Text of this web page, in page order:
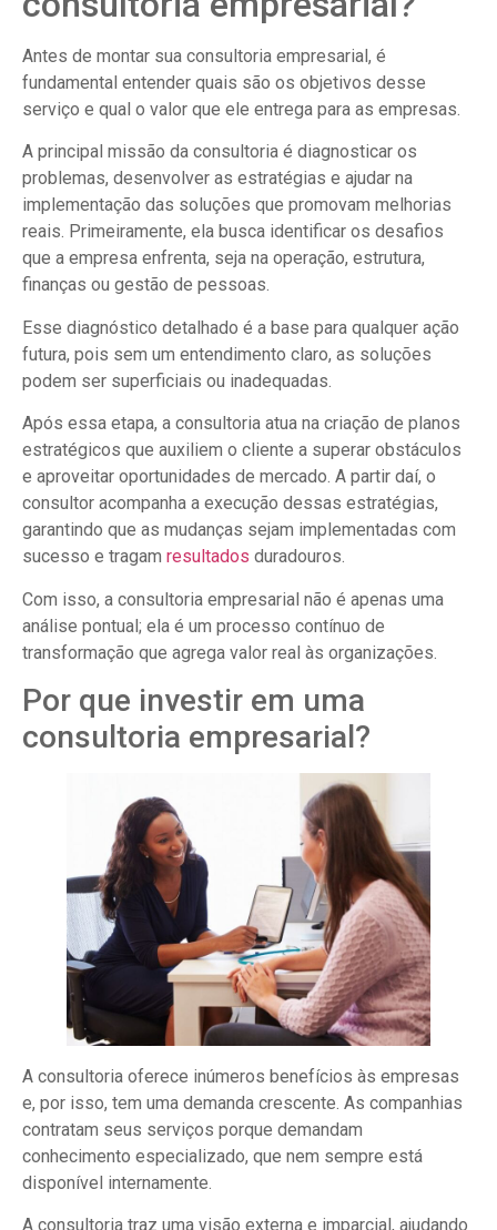
Antes de montar sua consultoria empresarial, é
fundamental entender quais são os objetivos desse
serviço e qual o valor que ele entrega para as empresas.
A principal missão da consultoria é diagnosticar os
problemas, desenvolver as estratégias e ajudar na
implementação das soluções que promovam melhorias
reais. Primeiramente, ela busca identificar os desafios
que a empresa enfrenta, seja na operação, estrutura,
finanças ou gestão de pessoas.
Esse diagnóstico detalhado é a base para qualquer ação
futura, pois sem um entendimento claro, as soluções
podem ser superficiais ou inadequadas.
Após essa etapa, a consultoria atua na criação de planos
estratégicos que auxiliem o cliente a superar obstáculos
e aproveitar oportunidades de mercado. A partir daí, o
consultor acompanha a execução dessas estratégias,
garantindo que as mudanças sejam implementadas com
sucesso e tragam resultados duradouros.
Com isso, a consultoria empresarial não é apenas uma
análise pontual; ela é um processo contínuo de
transformação que agrega valor real às organizações.
Por que investir em uma
consultoria empresarial?
A consultoria oferece inúmeros benefícios às empresas
e, por isso, tem uma demanda crescente. As companhias
contratam seus serviços porque demandam
conhecimento especializado, que nem sempre está
disponível internamente.
A consultoria traz uma visão externa e imparcial, ajudando